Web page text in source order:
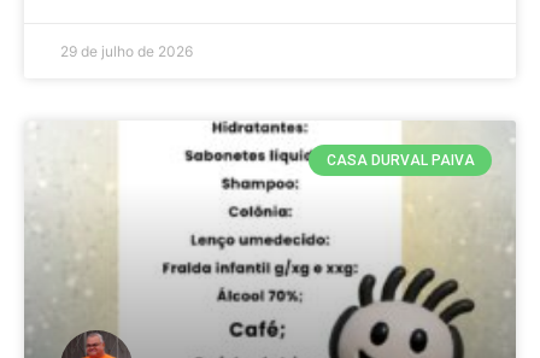
29 de julho de 2026
CASA DURVAL PAIVA